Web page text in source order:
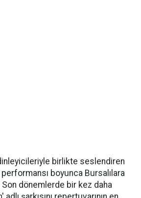
dinleyicileriyle birlikte seslendiren
performansı boyunca Bursalılara
Son dönemlerde bir kez daha